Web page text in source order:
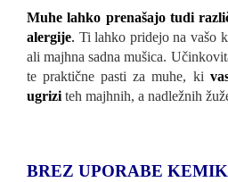
Muhe lahko prenašajo tudi
alergije. Ti lahko pridejo na vašo
ali majhna sadna mušica.
te praktične pasti za muhe, ki
ugrizi teh majhnih, a nadležnih
BREZ UPORABE